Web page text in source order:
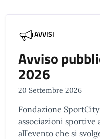
AVVISI
Avviso
2026
20 Settembre 2026
Fondazione
associazioni sportive
all’evento che si